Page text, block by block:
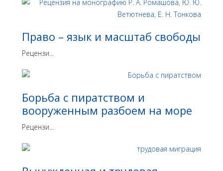
Право – язык и масштаб свободы
Рецензи...
Борьба с пиратством и
вооруженным разбоем на море
Рецензи...